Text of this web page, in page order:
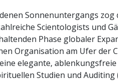
Sonnenuntergangs zog
Scientologists und
Phase globaler
Organisation am Ufer der
elegante,
Studien und Auditing